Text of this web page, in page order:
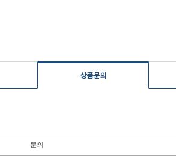
상품문의